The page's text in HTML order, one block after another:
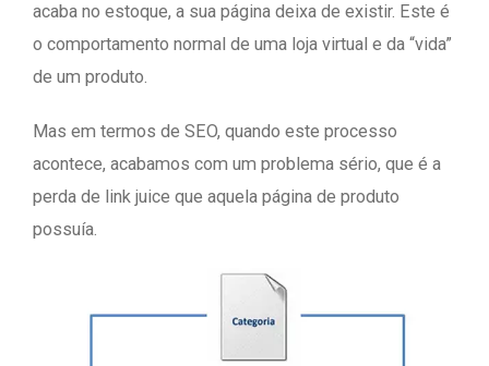
acaba no estoque, a sua página deixa de existir. Este é
o comportamento normal de uma loja virtual e da “vida”
de um produto.
Mas em termos de SEO, quando este processo
acontece, acabamos com um problema sério, que é a
perda de link juice que aquela página de produto
possuía.